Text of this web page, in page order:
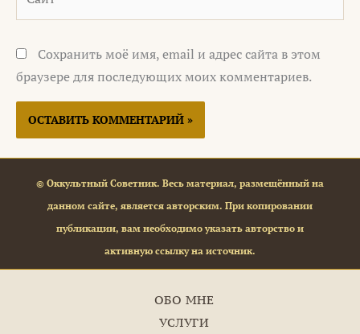
Сохранить моё имя, email и адрес сайта в этом
браузере для последующих моих комментариев.
© Оккультный Советник. Весь материал, размещённый на
данном сайте, является авторским. При копировании
публикации, вам необходимо указать авторство и
активную ссылку на источник.
ОБО МНЕ
УСЛУГИ